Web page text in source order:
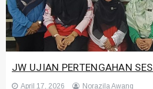
JW UJIAN PERTENGAHAN
April 17, 2026 Norazila Awang